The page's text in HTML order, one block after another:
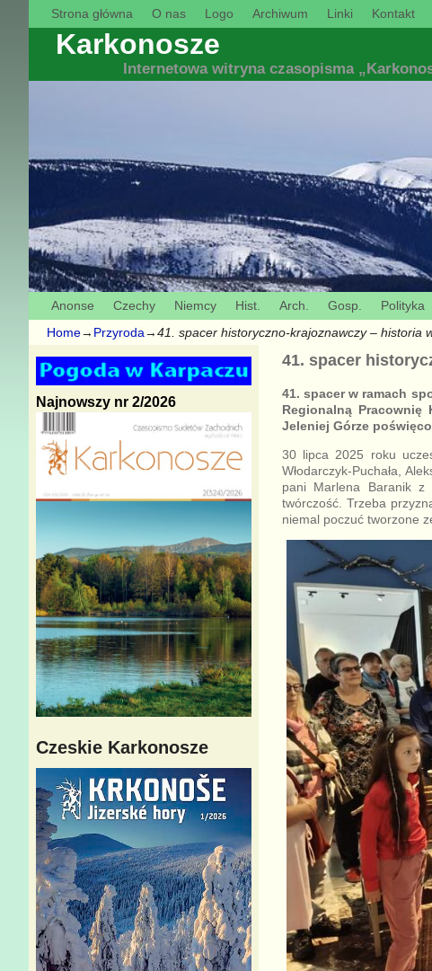
Strona główna O nas Logo Archiwum Linki Kontakt
Karkonosze
Internetowa witryna czasopisma
Anonse Czechy Niemcy Hist. Arch. Gosp. Polityka
Home→ Przyroda→41. spacer historyczno-krajoznawczy – historia
41. spacer
41. spacer w ramach
Regionalną Pracownię
Jeleniej Górze
30 lipca 2025 roku
Włodarczyk-Puchała,
pani Marlena Baranik z
twórczość. Trzeba
niemal poczuć tworzone
Najnowszy nr 2/2026
Czeskie Karkonosze